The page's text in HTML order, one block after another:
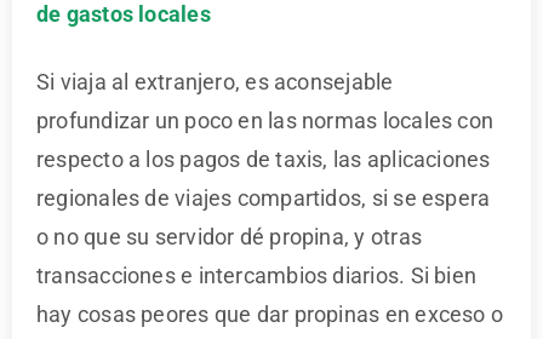
de gastos locales
Si viaja al extranjero, es aconsejable
profundizar un poco en las normas locales con
respecto a los pagos de taxis, las aplicaciones
regionales de viajes compartidos, si se espera
o no que su servidor dé propina, y otras
transacciones e intercambios diarios. Si bien
hay cosas peores que dar propinas en exceso o